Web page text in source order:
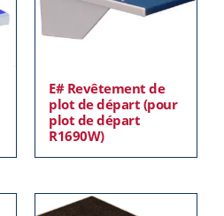
E# Revêtement de
plot de départ (pour
plot de départ
R1690W)